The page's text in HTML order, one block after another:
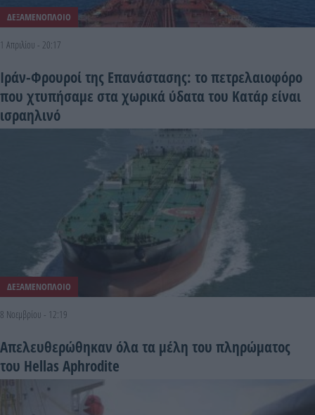
ΔΕΞΑΜΕΝΟΠΛΟΙΟ
1 Απριλίου - 20:17
Ιράν-Φρουροί της Επανάστασης: το πετρελαιοφόρο
που χτυπήσαμε στα χωρικά ύδατα του Κατάρ είναι
ισραηλινό
ΔΕΞΑΜΕΝΟΠΛΟΙΟ
8 Νοεμβρίου - 12:19
Απελευθερώθηκαν όλα τα μέλη του πληρώματος
του Hellas Aphrodite